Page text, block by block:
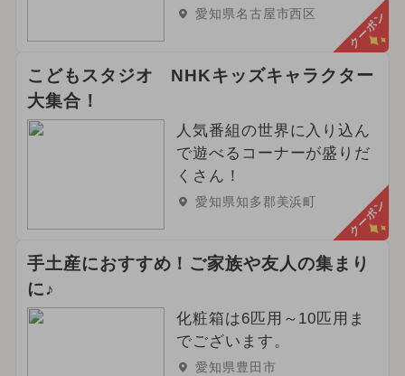
愛知県名古屋市西区 クーポン
こどもスタジオ NHKキッズキャラクター
大集合！
人気番組の世界に入り込ん
で遊べるコーナーが盛りだ
くさん！
愛知県知多郡美浜町 クーポン
手土産におすすめ！ご家族や友人の集まり
に♪
化粧箱は6匹用～10匹用ま
でございます。
愛知県豊田市